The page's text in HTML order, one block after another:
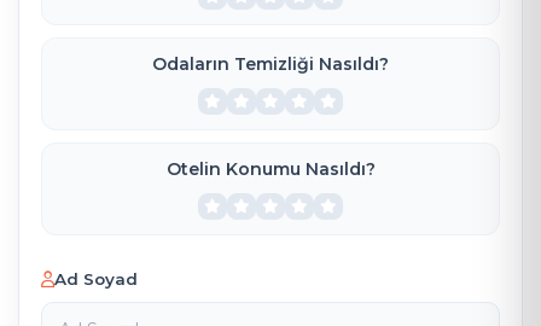
Odaların Temizliği Nasıldı?
Otelin Konumu Nasıldı?
Ad Soyad